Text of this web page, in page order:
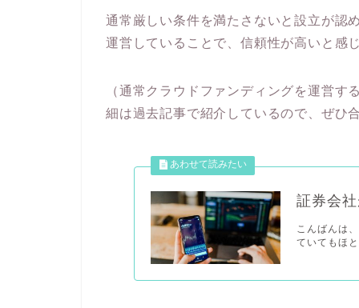
通常厳しい条件を満たさないと設立が認
運営していることで、信頼性が高いと感
（通常クラウドファンディングを運営
細は過去記事で紹介しているので、ぜひ
証券会
こんばんは
ていてもほ